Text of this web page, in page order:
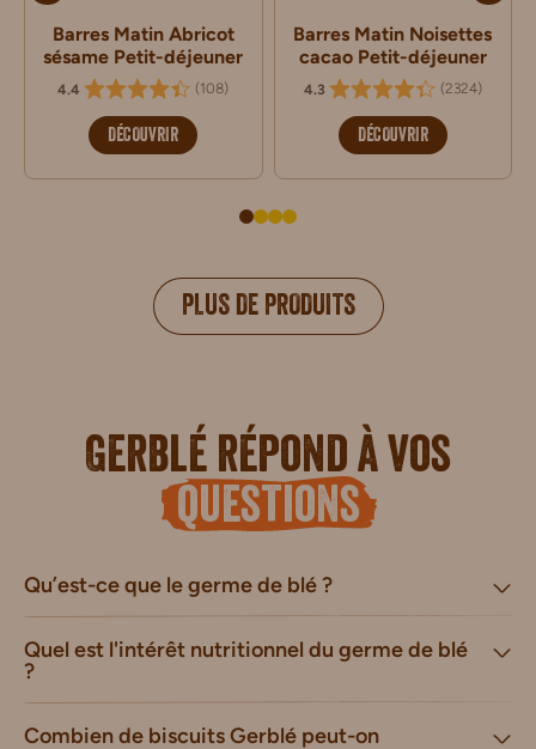
Barres Matin Abricot
sésame Petit-déjeuner
4.4 (108)
DÉCOUVRIR
Barres Matin Noisettes
cacao Petit-déjeuner
4.3 (2324)
DÉCOUVRIR
PLUS DE PRODUITS
Gerblé répond à vos
questions
Qu’est-ce que le germe de blé ?
Quel est l'intérêt nutritionnel du germe de blé
?
Combien de biscuits Gerblé peut-on